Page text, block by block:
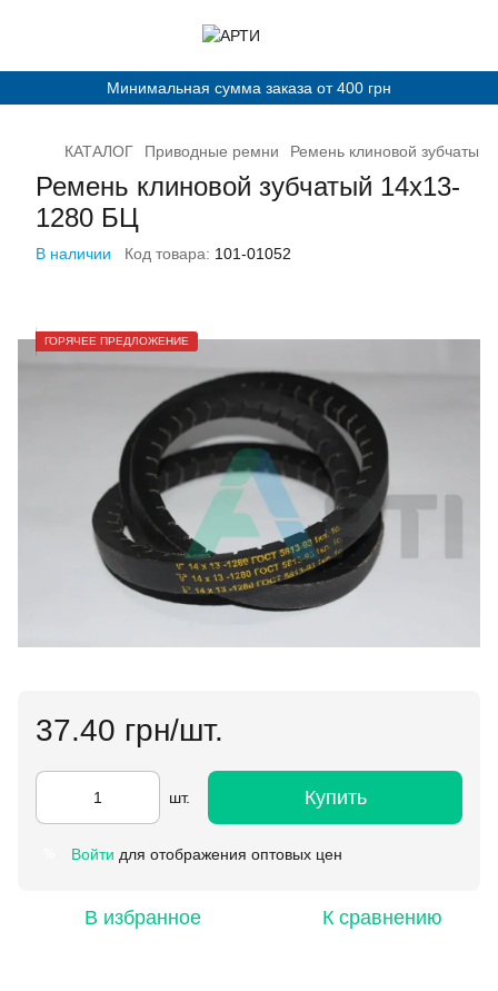
Минимальная сумма заказа от 400 грн
КАТАЛОГ Приводные ремни Ремень клиновой зубчатый
Ремень клиновой зубчатый 14х13-
1280 БЦ
В наличии Код товара: 101-01052
ГОРЯЧЕЕ ПРЕДЛОЖЕНИЕ
37.40 грн/шт.
шт. Купить
Войти для отображения оптовых цен
В избранное К сравнению